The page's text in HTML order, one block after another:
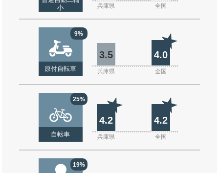
小
兵庫県 全国
9%
原付自転車
3.5 4.0
兵庫県 全国
25%
自転車
4.2 4.2
兵庫県 全国
19%